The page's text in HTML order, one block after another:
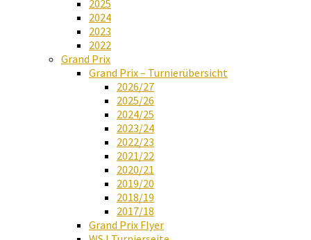
2025
2024
2023
2022
Grand Prix
Grand Prix – Turnierübersicht
2026/27
2025/26
2024/25
2023/24
2022/23
2021/22
2020/21
2019/20
2018/19
2017/18
Grand Prix Flyer